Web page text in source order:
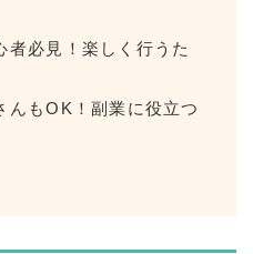
者必見！楽しく行うた
んもOK！副業に役立つ